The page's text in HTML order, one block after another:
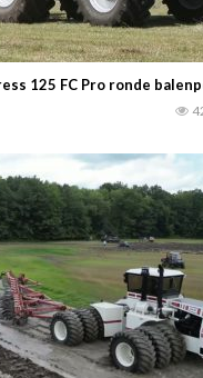
125 FC Pro ronde